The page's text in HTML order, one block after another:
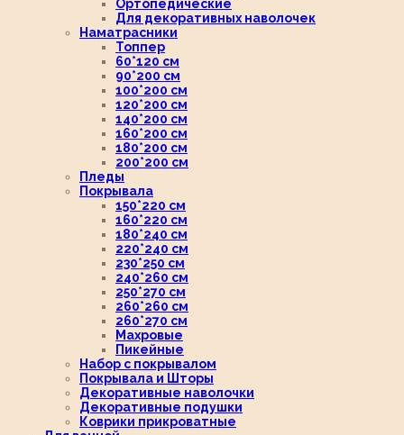
Ортопедические
Для декоративных наволочек
Наматрасники
Топпер
60*120 см
90*200 см
100*200 см
120*200 см
140*200 см
160*200 см
180*200 см
200*200 см
Пледы
Покрывала
150*220 см
160*220 см
180*240 см
220*240 см
230*250 см
240*260 см
250*270 см
260*260 см
260*270 см
Махровые
Пикейные
Набор с покрывалом
Покрывала и Шторы
Декоративные наволочки
Декоративные подушки
Коврики прикроватные